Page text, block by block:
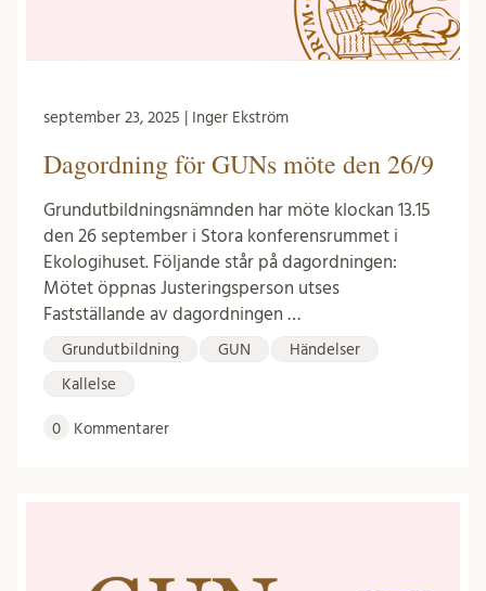
september 23, 2025 | Inger Ekström
Dagordning för GUNs möte den 26/9
Grundutbildningsnämnden har möte klockan 13.15
den 26 september i Stora konferensrummet i
Ekologihuset. Följande står på dagordningen:
Mötet öppnas Justeringsperson utses
Fastställande av dagordningen …
Grundutbildning GUN Händelser
Kallelse
0 Kommentarer